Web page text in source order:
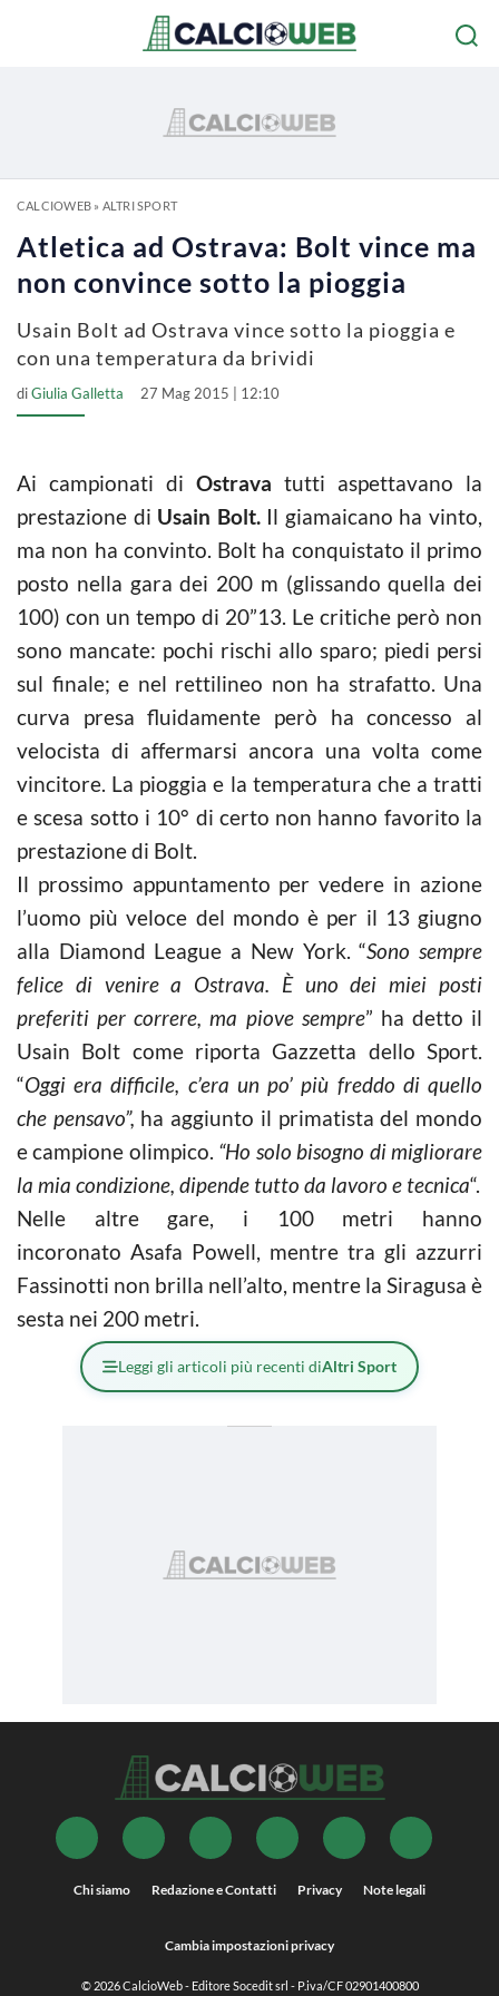
CALCIOWEB» ALTRI SPORT
Atletica ad Ostrava: Bolt vince ma
non convince sotto la pioggia
Usain Bolt ad Ostrava vince sotto la pioggia e
con una temperatura da brividi
diGiulia Galletta 27 Mag 2015 | 12:10
Ai campionati di Ostrava tutti aspettavano la
prestazione di Usain Bolt.Il giamaicano ha vinto,
ma non ha convinto. Bolt ha conquistato il primo
posto nella gara dei 200 m (glissando quella dei
100) con un tempo di 20”13. Le critiche però non
sono mancate: pochi rischi allo sparo; piedi persi
sul finale; e nel rettilineo non ha strafatto. Una
curva presa fluidamente però ha concesso al
velocista di affermarsi ancora una volta come
vincitore. La pioggia e la temperatura che a tratti
e scesa sotto i 10° di certo non hanno favorito la
prestazione di Bolt.
Il prossimo appuntamento per vedere in azione
l’uomo più veloce del mondo è per il 13 giugno
alla Diamond League a New York. “Sono sempre
felice di venire a Ostrava. È uno dei miei posti
preferiti per correre, ma piove sempre” ha detto il
Usain Bolt come riporta Gazzetta dello Sport.
“Oggi era difficile, c’era un po’ più freddo di quello
che pensavo”, ha aggiunto il primatista del mondo
e campione olimpico. “Ho solo bisogno di migliorare
la mia condizione, dipende tutto da lavoro e tecnica“.
Nelle altre gare, i 100 metri hanno
incoronato Asafa Powell, mentre tra gli azzurri
Fassinotti non brilla nell’alto, mentre la Siragusa è
sesta nei 200 metri.
Leggi gli articoli più recenti diAltri Sport
Chi siamo Redazione e Contatti Privacy Note legali
Cambia impostazioni privacy
© 2026CalcioWeb- Editore Socedit srl - P.iva/CF 02901400800